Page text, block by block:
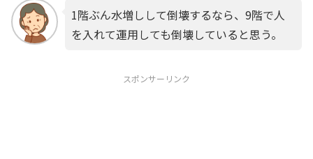
1階ぶん水増しして倒壊するなら、9階で人
を入れて運用しても倒壊していると思う。
スポンサーリンク